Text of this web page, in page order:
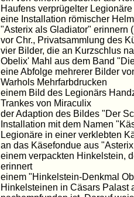
Haufens verprügelter Legionäre
eine Installation römischer
"Asterix als Gladiator" erinnern
vor Chr., Privatsammlung des
vier Bilder, die an Kurzschlus
Obelix' Mahl aus dem Band
eine Abfolge mehrerer Bilder
Warhols Mehrfarbdrucken
einem Bild des Legionärs
Trankes von Miraculix
der Adaption des Bildes "Der
Installation mit dem Namen
Legionäre in einer verklebten
an das Käsefondue aus
einem verpackten Hinkelstein,
erinnert
einem "Hinkelstein-Denkmal
Hinkelsteinen in Cäsars Palast